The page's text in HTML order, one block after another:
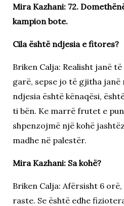
Mira Kazhani: 72.
kampion bote.
Cila është ndjesia e fitores?
Briken Calja: Realisht janë
garë, sepse jo të gjitha
ndjesia është kënaqësi,
ti bën. Ke marrë frutet e
shpenzojmë një kohë
madhe në palestër.
Mira Kazhani: Sa kohë?
Briken Calja: Afërsisht 6 orë,
raste. Se është edhe